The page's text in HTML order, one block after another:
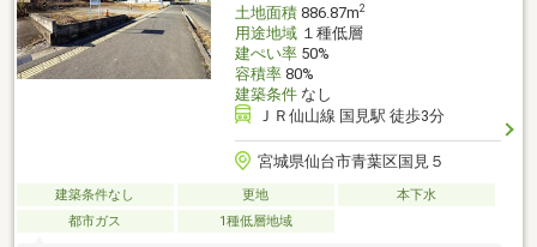
土地面積886.87m2
用途地域１種低層
建ぺい率50%
容積率80%
建築条件なし
ＪＲ仙山線 国見駅 徒歩3分
宮城県仙台市青葉区国見５
建築条件なし 更地
本下水
都市ガス
1種低層地域